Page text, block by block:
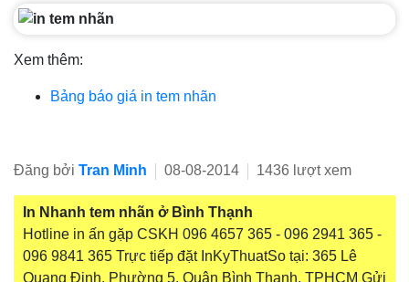
Xem thêm:
Bảng báo giá in tem nhãn
Đăng bởi Tran Minh 08-08-2014 1436 lượt xem
In Nhanh tem nhãn ở Bình Thạnh
Hotline in ấn gặp CSKH 096 4657 365 - 096 2941 365 -
096 9841 365 Trực tiếp đặt InKyThuatSo tại: 365 Lê
Quang Định, Phường 5, Quận Bình Thạnh, TPHCM Gửi